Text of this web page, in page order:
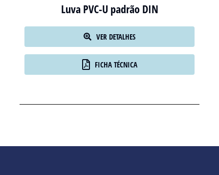
Luva PVC-U padrão DIN
VER DETALHES
FICHA TÉCNICA